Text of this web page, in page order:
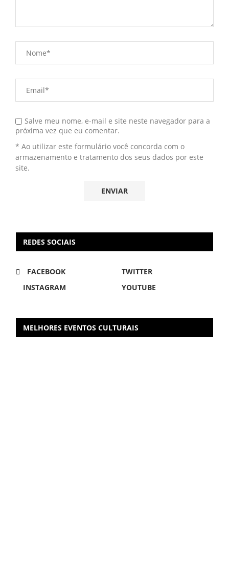
Salve meu nome, e-mail e site neste navegador para a
próxima vez que eu comentar.
* Ao utilizar este formulário você concorda com o
armazenamento e tratamento dos seus dados por este
site.
REDES SOCIAIS
FACEBOOK
TWITTER
INSTAGRAM
YOUTUBE
MELHORES EVENTOS CULTURAIS